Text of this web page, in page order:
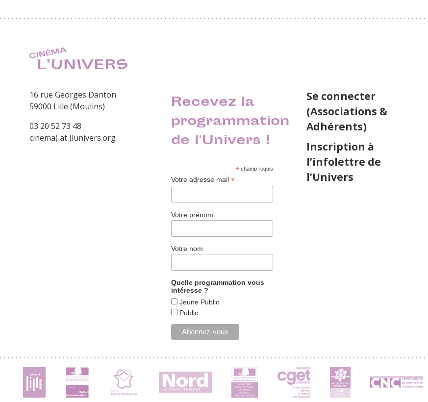
16 rue Georges Danton
59000 Lille (Moulins)
03 20 52 73 48
cinema( at )lunivers.org
Recevez la
programmation
de l'Univers !
*champ requis
Votre adresse mail*
Votre prénom
Votre nom
Quelle programmation vous
intéresse ?
Jeune Public
Public
Se connecter
(Associations &
Adhérents)
Inscription à
l’infolettre de
l’Univers